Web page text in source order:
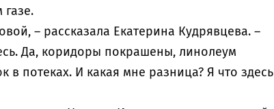
газе.
– рассказала Екатерина Кудрявцева. –
Да, коридоры покрашены, линолеум
в потеках. И какая мне разница? Я что здесь